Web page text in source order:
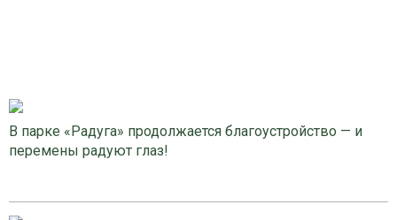
В парке «Радуга» продолжается благоустройство — и
перемены радуют глаз!